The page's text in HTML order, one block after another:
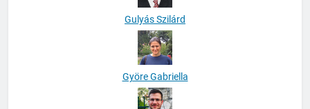
Gulyás Szilárd
Györe Gabriella